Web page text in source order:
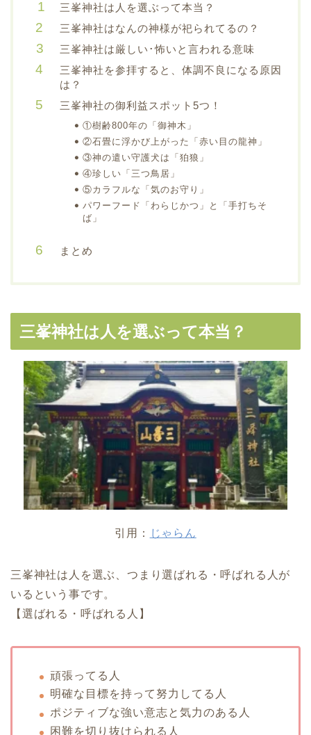
三峯神社は人を選ぶって本当？
三峯神社はなんの神様が祀られてるの？
三峯神社は厳しい･怖いと言われる意味
三峯神社を参拝すると、体調不良になる原因
は？
三峯神社の御利益スポット5つ！
①樹齢800年の「御神木」
②石畳に浮かび上がった「赤い目の龍神」
③神の遣い守護犬は「狛狼」
④珍しい「三つ鳥居」
⑤カラフルな「気のお守り」
パワーフード「わらじかつ」と「手打ちそ
ば」
まとめ
三峯神社は人を選ぶって本当？
引用： じゃらん
三峯神社は人を選ぶ、つまり選ばれる・呼ばれる人が
いるという事です。
【選ばれる・呼ばれる人】
頑張ってる人
明確な目標を持って努力してる人
ポジティブな強い意志と気力のある人
困難を切り抜けられる人